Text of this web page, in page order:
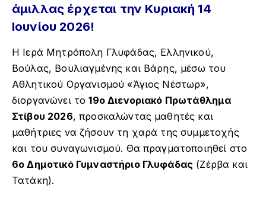
άμιλλας έρχεται την Κυριακή 14
Ιουνίου 2026!
Η Ιερά Μητρόπολη Γλυφάδας, Ελληνικού,
Βούλας, Βουλιαγμένης και Βάρης, μέσω του
Αθλητικού Οργανισμού «Άγιος Νέστωρ»,
διοργανώνει το19ο Διενοριακό Πρωτάθλημα
Στίβου 2026, προσκαλώντας μαθητές και
μαθήτριες να ζήσουν τη χαρά της συμμετοχής
και του συναγωνισμού. Θα πραγματοποιηθεί στο
6ο Δημοτικό Γυμναστήριο Γλυφάδας (Ζέρβα και
Τατάκη).